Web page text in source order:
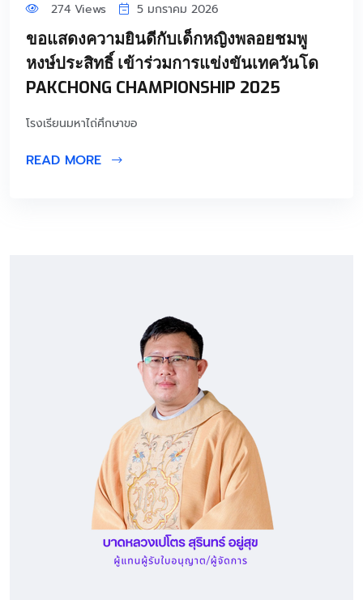
274 Views 5 มกราคม 2026
ขอแสดงความยินดีกับเด็กหญิงพลอยชมพู
หงษ์ประสิทธิ์ เข้าร่วมการแข่งขันเทควันโด
PAKCHONG CHAMPIONSHIP 2025
โรงเรียนมหาไถ่ศึกษาขอ
READ MORE